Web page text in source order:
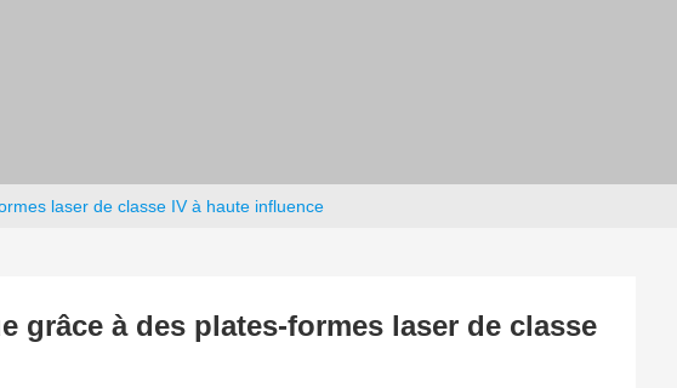
laser de classe IV à haute influence
à des plates-formes laser de classe